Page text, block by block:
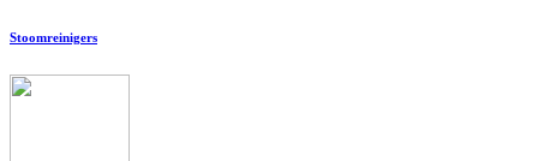
Stoomreinigers